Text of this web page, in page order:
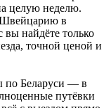
целую неделю.
Швейцарию в
найдёте только
точной ценой и
по Беларуси — в
путёвки